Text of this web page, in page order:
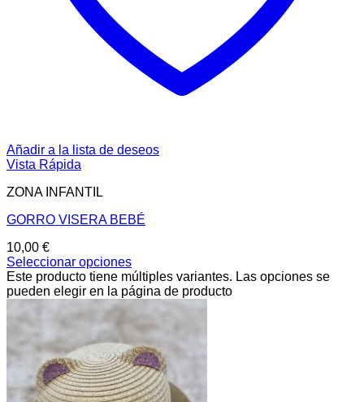
Añadir a la lista de deseos
Vista Rápida
ZONA INFANTIL
GORRO VISERA BEBÉ
10,00 €
Seleccionar opciones
Este producto tiene múltiples variantes. Las opciones se
pueden elegir en la página de producto